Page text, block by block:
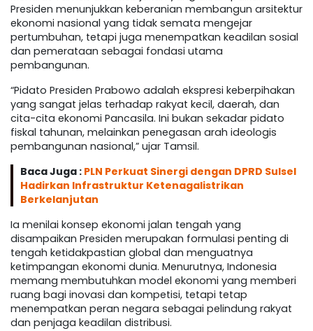
Presiden menunjukkan keberanian membangun arsitektur
ekonomi nasional yang tidak semata mengejar
pertumbuhan, tetapi juga menempatkan keadilan sosial
dan pemerataan sebagai fondasi utama
pembangunan.
“Pidato Presiden Prabowo adalah ekspresi keberpihakan
yang sangat jelas terhadap rakyat kecil, daerah, dan
cita-cita ekonomi Pancasila. Ini bukan sekadar pidato
fiskal tahunan, melainkan penegasan arah ideologis
pembangunan nasional,” ujar Tamsil.
Baca Juga : PLN Perkuat Sinergi dengan DPRD Sulsel
Hadirkan Infrastruktur Ketenagalistrikan
Berkelanjutan
Ia menilai konsep ekonomi jalan tengah yang
disampaikan Presiden merupakan formulasi penting di
tengah ketidakpastian global dan menguatnya
ketimpangan ekonomi dunia. Menurutnya, Indonesia
memang membutuhkan model ekonomi yang memberi
ruang bagi inovasi dan kompetisi, tetapi tetap
menempatkan peran negara sebagai pelindung rakyat
dan penjaga keadilan distribusi.